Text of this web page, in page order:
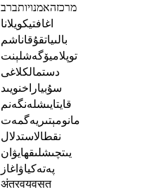
מרכזהאמנויותברב
اغافتيكويلانا
بالىياتقۇقاناشم
توپلاميۆگەشلېنت
دستمالکلاغی
سۇبياراخنويىد
قايتايىشلەنگەنم
مانومېتىريەگمەت
نقطالاستدلال
يىتچىشلىقھايۋان
پەتەكياۋاغاز
अंतरवयवसत